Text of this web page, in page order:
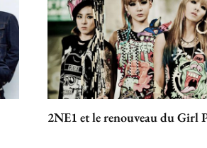
2NE1 et le renouveau du Girl